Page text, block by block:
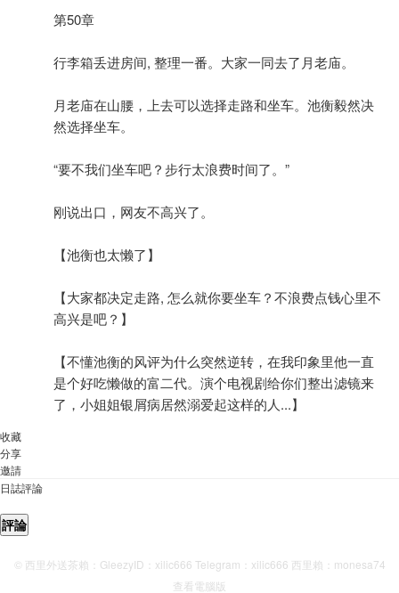
第50章
行李箱丢进房间, 整理一番。大家一同去了月老庙。
月老庙在山腰，上去可以选择走路和坐车。池衡毅然决
然选择坐车。
“要不我们坐车吧？步行太浪费时间了。”
刚说出口，网友不高兴了。
【池衡也太懒了】
【大家都决定走路, 怎么就你要坐车？不浪费点钱心里不
高兴是吧？】
【不懂池衡的风评为什么突然逆转，在我印象里他一直
是个好吃懒做的富二代。演个电视剧给你们整出滤镜来
了，小姐姐银屑病居然溺爱起这样的人...】
收藏
分享
邀請
日誌評論
評論
© 西里外送茶賴：GleezyID：xilic666 Telegram：xilic666 西里賴：monesa74
查看電腦版